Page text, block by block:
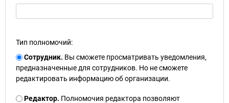
Тип полномочий:
Сотрудник. Вы сможете просматривать уведомления,
предназначенные для сотрудников. Но не сможете
редактировать информацию об организации.
Редактор. Полномочия редактора позволяют